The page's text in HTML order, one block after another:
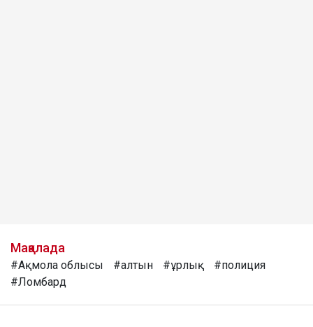
Мақалада
#Ақмола облысы #алтын #ұрлық
#полиция
#Ломбард